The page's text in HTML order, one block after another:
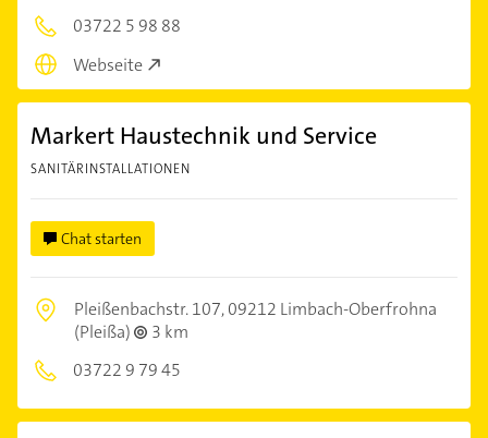
03722 5 98 88
Webseite
Markert Haustechnik und Service
SANITÄRINSTALLATIONEN
Chat starten
Pleißenbachstr. 107,09212 Limbach-Oberfrohna
(Pleißa)
3 km
03722 9 79 45